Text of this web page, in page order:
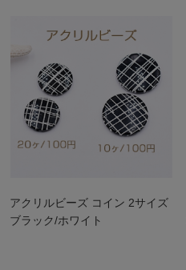
アクリルビーズ コイン 2サイズ
ブラック/ホワイト